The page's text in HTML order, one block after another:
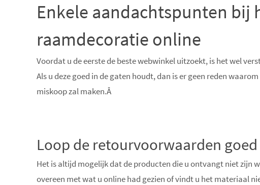
Enkele aandachtspunten bij
raamdecoratie online
Voordat u de eerste de beste webwinkel uitzoekt, is het wel
Als u deze goed in de gaten houdt, dan is er geen reden
miskoop zal maken.Â
Loop de retourvoorwaarden
Het is altijd mogelijk dat de producten die u ontvangt niet zijn
overeen met wat u online had gezien of vindt u het materiaal